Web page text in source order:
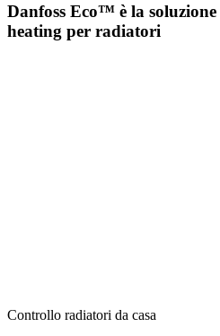
Danfoss Eco™ è la
heating per radiatori
Controllo radiatori da casa